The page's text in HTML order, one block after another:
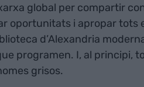
global per compartir
oportunitats i apropar tots
d’Alexandria
programen. I, al principi,
grisos.